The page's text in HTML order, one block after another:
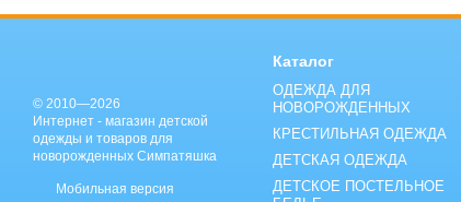
© 2010—2026
Интернет - магазин детской
одежды и товаров для
новорожденных Симпатяшка
Мобильная версия
Каталог
ОДЕЖДА ДЛЯ
НОВОРОЖДЕННЫХ
КРЕСТИЛЬНАЯ ОДЕЖДА
ДЕТСКАЯ ОДЕЖДА
ДЕТСКОЕ ПОСТЕЛЬНОЕ